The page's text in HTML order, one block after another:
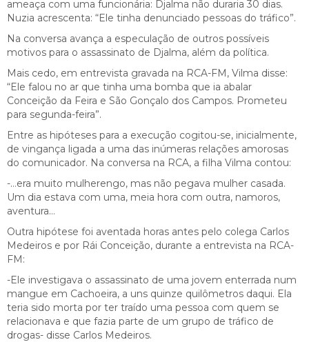
ameaça com uma funcionária: Djalma não duraria 30 dias.
Nuzia acrescenta: “Ele tinha denunciado pessoas do tráfico”.
Na conversa avança a especulação de outros possíveis
motivos para o assassinato de Djalma, além da política.
Mais cedo, em entrevista gravada na RCA-FM, Vilma disse:
“Ele falou no ar que tinha uma bomba que ia abalar
Conceição da Feira e São Gonçalo dos Campos. Prometeu
para segunda-feira”.
Entre as hipóteses para a execução cogitou-se, inicialmente,
de vingança ligada a uma das inúmeras relações amorosas
do comunicador. Na conversa na RCA, a filha Vilma contou:
-…era muito mulherengo, mas não pegava mulher casada.
Um dia estava com uma, meia hora com outra, namoros,
aventura…
Outra hipótese foi aventada horas antes pelo colega Carlos
Medeiros e por Rái Conceição, durante a entrevista na RCA-
FM:
-Ele investigava o assassinato de uma jovem enterrada num
mangue em Cachoeira, a uns quinze quilômetros daqui. Ela
teria sido morta por ter traído uma pessoa com quem se
relacionava e que fazia parte de um grupo de tráfico de
drogas- disse Carlos Medeiros.